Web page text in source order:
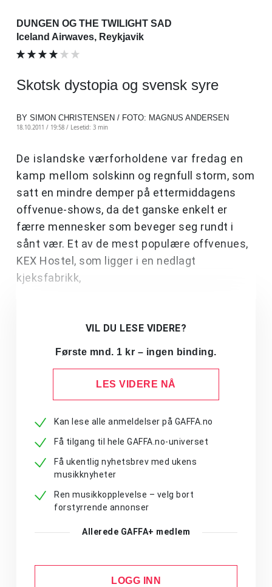
DUNGEN OG THE TWILIGHT SAD
Iceland Airwaves, Reykjavik
Skotsk dystopia og svensk syre
BY SIMON CHRISTENSEN / FOTO: MAGNUS ANDERSEN
18.10.2011 / 19:58 / Lesetid: 3 min
De islandske værforholdene var fredag en
kamp mellom solskinn og regnfull storm, som
satt en mindre demper på ettermiddagens
offvenue-shows, da det ganske enkelt er
færre mennesker som beveger seg rundt i
sånt vær. Et av de mest populære offvenues,
KEX Hostel, som ligger i en nedlagt
kjeksfabrikk,
VIL DU LESE VIDERE?
Første mnd. 1 kr – ingen binding.
LES VIDERE NÅ
Kan lese alle anmeldelser på GAFFA.no
Få tilgang til hele GAFFA.no-universet
Få ukentlig nyhetsbrev med ukens
musikknyheter
Ren musikkopplevelse – velg bort
forstyrrende annonser
Allerede GAFFA+ medlem
LOGG INN